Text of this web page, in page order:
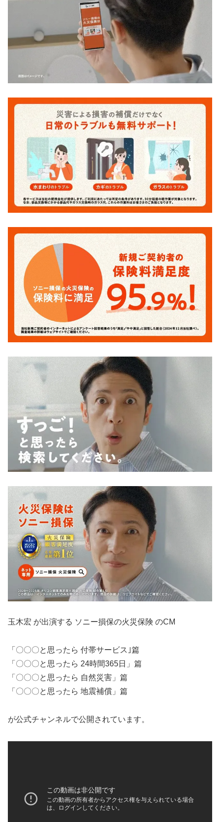
玉木宏 が出演する ソニー損保の火災保険 のCM
「〇〇〇と思ったら 付帯サービス｣篇
「〇〇〇と思ったら 24時間365日」篇
「〇〇〇と思ったら 自然災害」篇
「〇〇〇と思ったら 地震補償」篇
が公式チャンネルで公開されています。